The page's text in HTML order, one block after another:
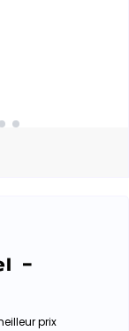
-
prix